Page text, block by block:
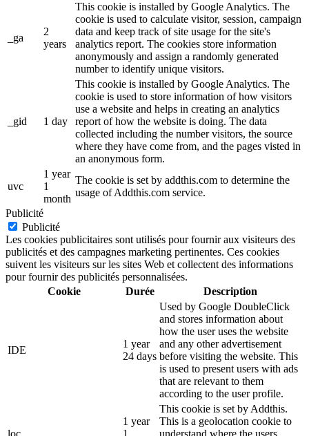
_ga
2
years
This cookie is installed by Google Analytics. The
cookie is used to calculate visitor, session, campaign
data and keep track of site usage for the site's
analytics report. The cookies store information
anonymously and assign a randomly generated
number to identify unique visitors.
_gid 1 day
This cookie is installed by Google Analytics. The
cookie is used to store information of how visitors
use a website and helps in creating an analytics
report of how the website is doing. The data
collected including the number visitors, the source
where they have come from, and the pages visted in
an anonymous form.
uvc
1 year
1
month
The cookie is set by addthis.com to determine the
usage of Addthis.com service.
Publicité
Publicité
Les cookies publicitaires sont utilisés pour fournir aux visiteurs des
publicités et des campagnes marketing pertinentes. Ces cookies
suivent les visiteurs sur les sites Web et collectent des informations
pour fournir des publicités personnalisées.
Cookie
Durée Description
IDE
1 year
24 days
Used by Google DoubleClick
and stores information about
how the user uses the website
and any other advertisement
before visiting the website. This
is used to present users with ads
that are relevant to them
according to the user profile.
1 year
This cookie is set by Addthis.
This is a geolocation cookie to